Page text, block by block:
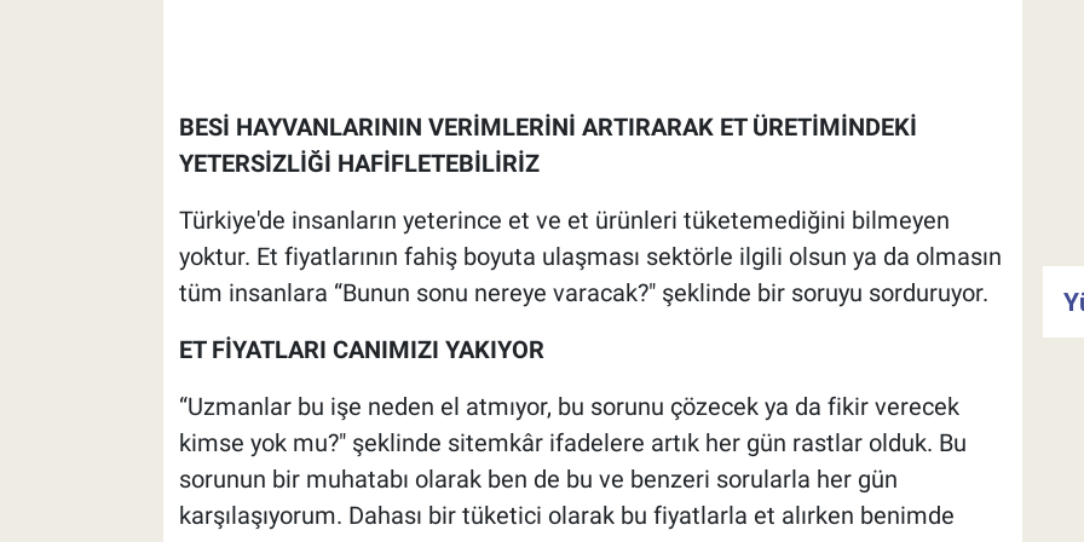
BESİ HAYVANLARININ VERİMLERİNİ ARTIRARAK ET ÜRETİMİNDEKİ
YETERSİZLİĞİ HAFİFLETEBİLİRİZ
Türkiye'de insanların yeterince et ve et ürünleri tüketemediğini bilmeyen
yoktur. Et fiyatlarının fahiş boyuta ulaşması sektörle ilgili olsun ya da olmasın
tüm insanlara “Bunun sonu nereye varacak?" şeklinde bir soruyu sorduruyor.
ET FİYATLARI CANIMIZI YAKIYOR
“Uzmanlar bu işe neden el atmıyor, bu sorunu çözecek ya da fikir verecek
kimse yok mu?" şeklinde sitemkâr ifadelere artık her gün rastlar olduk. Bu
sorunun bir muhatabı olarak ben de bu ve benzeri sorularla her gün
karşılaşıyorum. Dahası bir tüketici olarak bu fiyatlarla et alırken benimde